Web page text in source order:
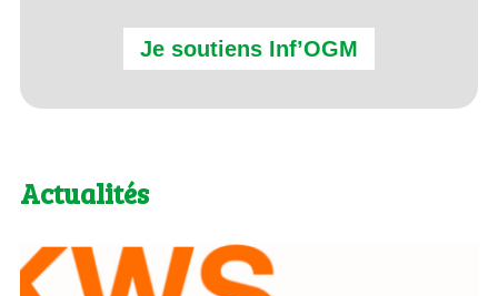
Je soutiens Inf’OGM
Actualités